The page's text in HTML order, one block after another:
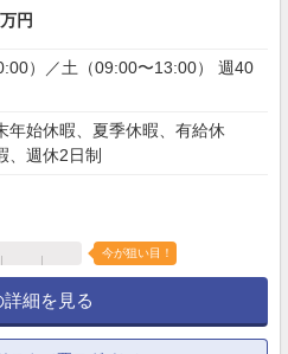
円
）／土（09:00〜13:00） 週40
年始休暇、夏季休暇、有給休
、週休2日制
今が狙い目！
細を見る